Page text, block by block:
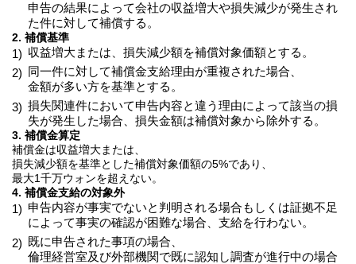
申告の結果によって会社の収益増大や損失減少が発生され
た件に対して補償する。
2. 補償基準
1) 収益増大または、損失減少額を補償対象価額とする。
2) 同一件に対して補償金支給理由が重複された場合、
金額が多い方を基準とする。
3) 損失関連件において申告内容と違う理由によって該当の損
失が発生した場合、損失金額は補償対象から除外する。
3. 補償金算定
補償金は収益増大または、
損失減少額を基準とした補償対象価額の5%であり、
最大1千万ウォンを超えない。
4. 補償金支給の対象外
1) 申告内容が事実でないと判明される場合もしくは証拠不足
によって事実の確認が困難な場合、支給を行わない。
2) 既に申告された事項の場合、
倫理経営室及び外部機関で既に認知し調査が進行中の場合